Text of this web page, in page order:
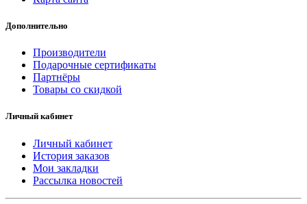
Дополнительно
Производители
Подарочные сертификаты
Партнёры
Товары со скидкой
Личный кабинет
Личный кабинет
История заказов
Мои закладки
Рассылка новостей